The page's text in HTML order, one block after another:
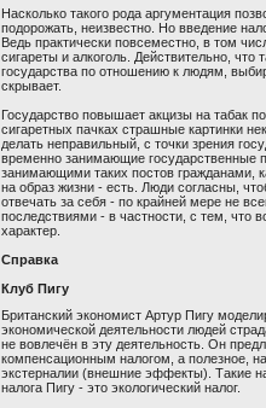
Насколько такого рода аргументация
подорожать, неизвестно. Но введение
Ведь практически повсеместно, в том
сигареты и алкоголь. Действительно, что
государства по отношению к людям,
скрывает.
Государство повышает акцизы на табак
сигаретных пачках страшные картинки
делать неправильный, с точки зрения
временно занимающие государственные
занимающими таких постов гражданами,
на образ жизни - есть. Люди согласны,
отвечать за себя - по крайней мере не
последствиями - в частности, с тем, что
характер.
Cправка
Клуб Пигу
Британский экономист Артур Пигу
экономической деятельности людей
не вовлечён в эту деятельность. Он
компенсационным налогом, а полезное,
экстерналии (внешние эффекты). Такие
налога Пигу - это экологический налог.